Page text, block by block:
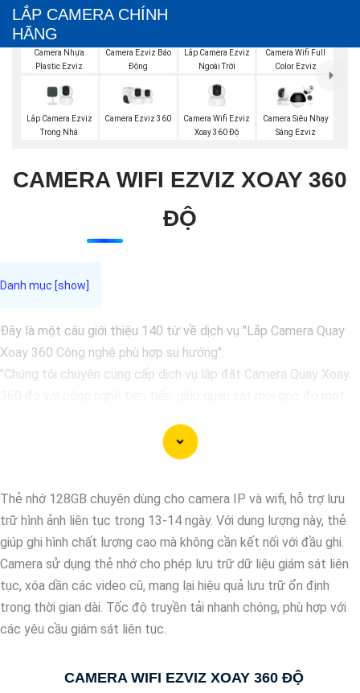
LẮP CAMERA CHÍNH
HÃNG
Camera Nhựa
Plastic Ezviz
Camera Ezviz Báo
Động
Lắp Camera Ezviz
Ngoài Trời
Camera Wifi Full
Color Ezviz
Lắp Camera Ezviz
Trong Nhà
Camera Ezviz 360
Camera Wifi Ezviz
Xoay 360 Độ
Camera Siêu Nhạy
Sáng Ezviz
CAMERA WIFI EZVIZ XOAY 360
ĐỘ
Đây là một câu giới thiệu 140 từ về dịch vụ "Lắp Camera Quay
Xoay 360 Công nghệ phù hợp su hướng":
"Chúng tôi chuyên cung cấp dịch vụ lắp đặt Camera Quay Xoay
dõi và giám sát mọi hoạt động trong khu vực mục tiêu một cách
dễ dàng và tiện lợi. Hãy liên hệ với chúng tôi để được tư vấn và
bạn."
Thẻ nhớ 128GB chuyên dùng cho camera IP và wifi, hỗ trợ lưu
trữ hình ảnh liên tục trong 13-14 ngày. Với dung lượng này, thẻ
giúp ghi hình chất lượng cao mà không cần kết nối với đầu ghi.
Camera sử dụng thẻ nhớ cho phép lưu trữ dữ liệu giám sát liên
tục, xóa dần các video cũ, mang lại hiệu quả lưu trữ ổn định
trong thời gian dài. Tốc độ truyền tải nhanh chóng, phù hợp với
các yêu cầu giám sát liên tục.
CAMERA WIFI EZVIZ XOAY 360 ĐỘ